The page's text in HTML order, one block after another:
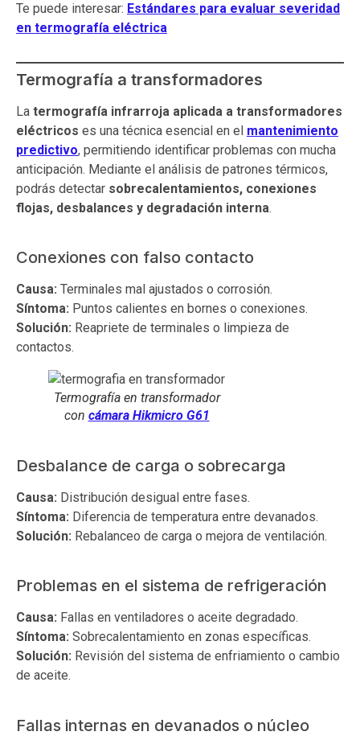
Te puede interesar: Estándares para evaluar severidad
en termografía eléctrica
Termografía a transformadores
La termografía infrarroja aplicada a transformadores
eléctricos es una técnica esencial en el mantenimiento
predictivo, permitiendo identificar problemas con mucha
anticipación. Mediante el análisis de patrones térmicos,
podrás detectar sobrecalentamientos, conexiones
flojas, desbalances y degradación interna.
Conexiones con falso contacto
Causa: Terminales mal ajustados o corrosión.
Síntoma: Puntos calientes en bornes o conexiones.
Solución: Reapriete de terminales o limpieza de
contactos.
Termografía en transformador
con cámara Hikmicro G61
Desbalance de carga o sobrecarga
Causa: Distribución desigual entre fases.
Síntoma: Diferencia de temperatura entre devanados.
Solución: Rebalanceo de carga o mejora de ventilación.
Problemas en el sistema de refrigeración
Causa: Fallas en ventiladores o aceite degradado.
Síntoma: Sobrecalentamiento en zonas específicas.
Solución: Revisión del sistema de enfriamiento o cambio
de aceite.
Fallas internas en devanados o núcleo